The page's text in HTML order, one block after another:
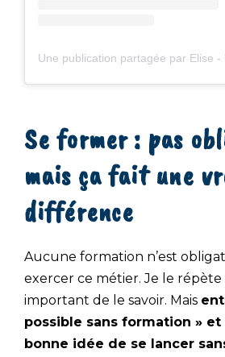
Se former : pas
mais ça fait une
différence
Aucune formation n’est
exercer ce métier. Je le répète
important de le savoir. Mais
possible sans formation » et
bonne idée de se lancer